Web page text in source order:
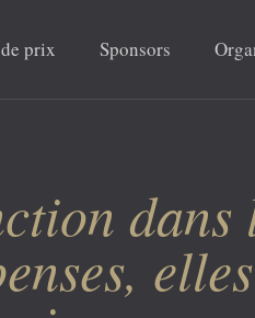
prix Sponsors
dans